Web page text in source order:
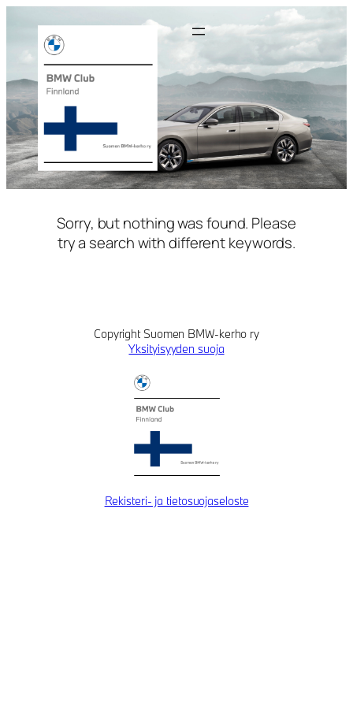
sisältöön
Sorry, but nothing was found. Please
try a search with different keywords.
Copyright Suomen BMW-kerho ry
Yksityisyyden suoja
Rekisteri- ja tietosuojaseloste